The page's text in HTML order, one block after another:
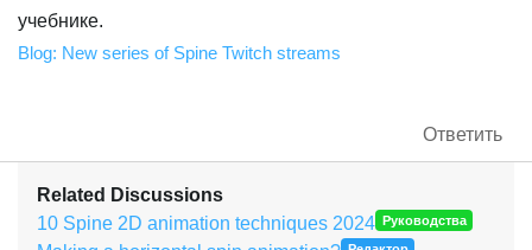
учебнике.
Blog: New series of Spine Twitch streams
Ответить
Related Discussions
10 Spine 2D animation techniques 2024 Руководства